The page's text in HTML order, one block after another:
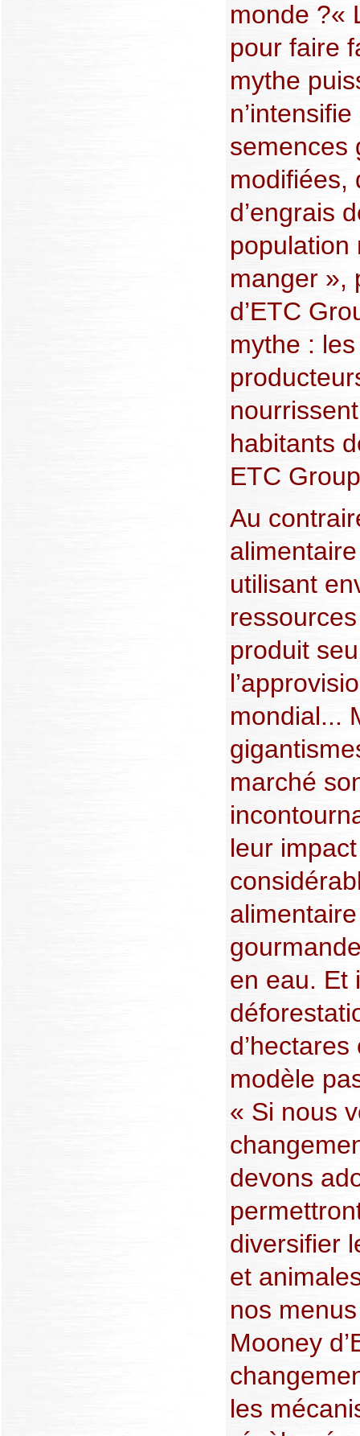
monde ?«
pour faire
mythe
semences
modifiées,
d’engrais
population
manger »,
d’ETC
mythe :
habitants
ETC
Au
utilisant
produit
mondial...
marché
leur
en eau. Et
modèle
« Si nous
devons
diversifier
et
nos
Mooney
les